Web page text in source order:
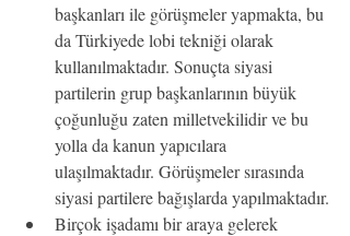
başkanları ile görüşmeler yapmakta, bu
da Türkiyede lobi tekniği olarak
kullanılmaktadır. Sonuçta siyasi
partilerin grup başkanlarının büyük
çoğunluğu zaten milletvekilidir ve bu
yolla da kanun yapıcılara
ulaşılmaktadır. Görüşmeler sırasında
siyasi partilere bağışlarda yapılmaktadır.
Birçok işadamı bir araya gelerek